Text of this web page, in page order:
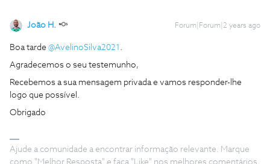
João H. Forum|Forum|2 years ago
Boa tarde @AvelinoSilva2021
Agradecemos o seu testemunho,
Recebemos a sua mensagem privada e vamos responder-lhe
logo que possível.
Obrigado
Ajude a comunidade a encontrar informação relevante. Marque
como "Melhor Resposta" e faça "Like" nos melhores comentários.